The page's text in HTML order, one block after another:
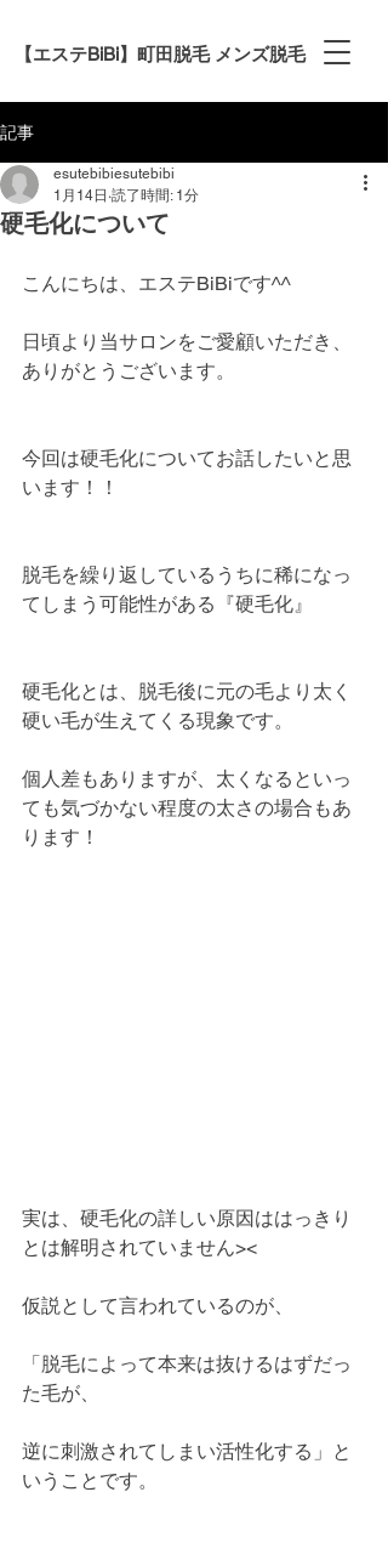
【エステBiBi】町田脱毛 メンズ脱毛
記事
硬毛化について
esutebibiesutebibi
1月14日 読了時間: 1分
こんにちは、エステBiBiです^^
日頃より当サロンをご愛顧いただき、
ありがとうございます。
今回は硬毛化についてお話したいと思
います！！
脱毛を繰り返しているうちに稀になっ
てしまう可能性がある『硬毛化』
硬毛化とは、脱毛後に元の毛より太く
硬い毛が生えてくる現象です。
個人差もありますが、太くなるといっ
ても気づかない程度の太さの場合もあ
ります！
実は、硬毛化の詳しい原因ははっきり
とは解明されていません><
仮説として言われているのが、
「脱毛によって本来は抜けるはずだっ
た毛が、
逆に刺激されてしまい活性化する」と
いうことです。